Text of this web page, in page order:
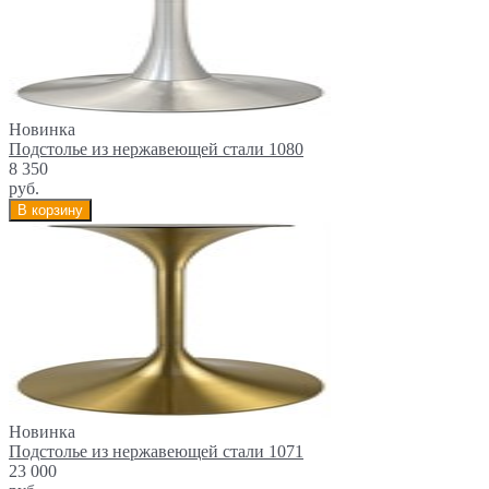
Новинка
Подстолье из нержавеющей стали 1080
8 350
руб.
В корзину
Новинка
Подстолье из нержавеющей стали 1071
23 000